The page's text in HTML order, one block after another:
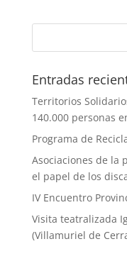
Entradas
Territorios
140.000 personas
Programa de
Asociaciones de la
el papel de los
IV Encuentro
Visita teatralizada
(Villamuriel de